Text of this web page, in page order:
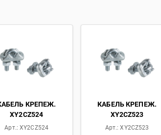
КРЕПЕЖ.
XY2CZ524
Арт.:XY2CZ524
КАБЕЛЬ КРЕПЕЖ.
XY2CZ523
Арт.:XY2CZ523